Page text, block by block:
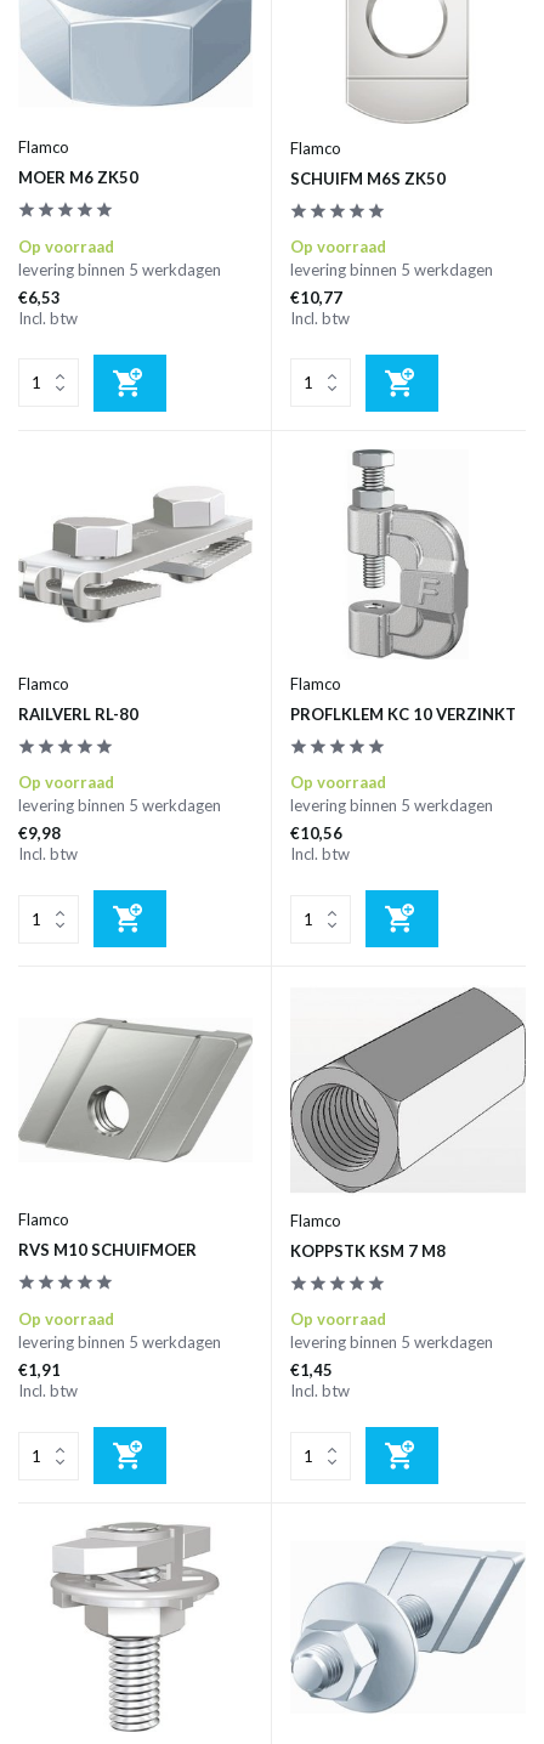
Flamco
MOER M6 ZK50
Op voorraad
levering binnen 5 werkdagen
€6,53
Incl. btw
Flamco
SCHUIFM M6S ZK50
Op voorraad
levering binnen 5 werkdagen
€10,77
Incl. btw
Flamco
RAILVERL RL-80
Op voorraad
levering binnen 5 werkdagen
€9,98
Incl. btw
Flamco
PROFLKLEM KC 10 VERZINKT
Op voorraad
levering binnen 5 werkdagen
€10,56
Incl. btw
Flamco
RVS M10 SCHUIFMOER
Op voorraad
levering binnen 5 werkdagen
€1,91
Incl. btw
Flamco
KOPPSTK KSM 7 M8
Op voorraad
levering binnen 5 werkdagen
€1,45
Incl. btw